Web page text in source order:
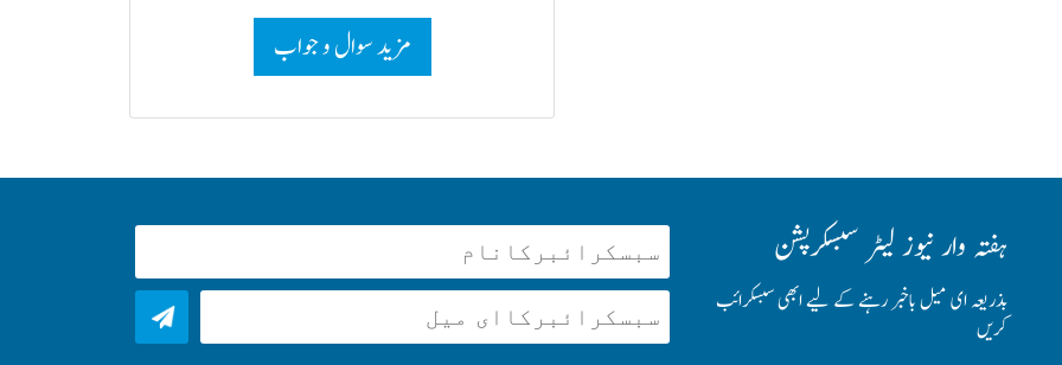
مزید سوال و جواب
ہفتہ وار نیوز لیٹر سبسکرپشن
بذریعہ ای میل باخبر رہنے کے لیے ابھی سبسکرائب
کریں